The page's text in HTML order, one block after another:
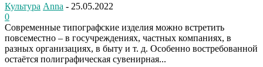
Культура Anna - 25.05.2022
0
Современные типографские изделия можно встретить
повсеместно – в госучреждениях, частных компаниях, в
разных организациях, в быту и т. д. Особенно востребованной
остаётся полиграфическая сувенирная...